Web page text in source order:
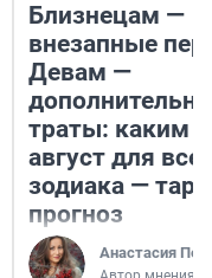
Близнецам —
внезапные
Девам —
траты: каким
август для
зодиака —
прогноз
Анастасия